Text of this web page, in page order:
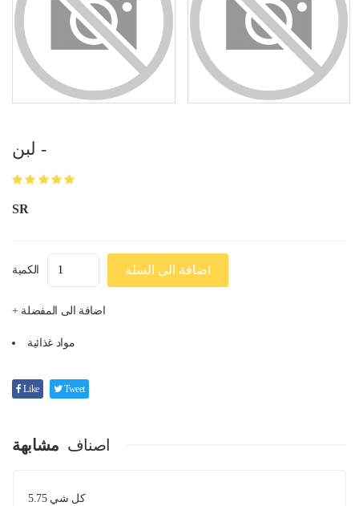
لبن -
SR
الكمية اضافة الى السلة
+ اضافة الى المفضلة
مواد غذائية
Like Tweet
اصناف مشابهة
كل شي 5.75